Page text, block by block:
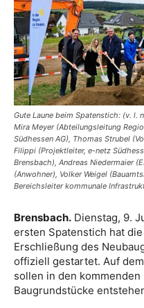
Gute Laune beim Spatenstich: (v. l.
Mira Meyer (Abteilungsleitung
Südhessen AG), Thomas Strubel
Filippi (Projektleiter, e-netz
Brensbach), Andreas Niedermaier
(Anwohner), Volker Weigel
Bereichsleiter kommunale
Brensbach. Dienstag, 9.
ersten Spatenstich hat
Erschließung des
offiziell gestartet. Auf
sollen in den
Baugrundstücke